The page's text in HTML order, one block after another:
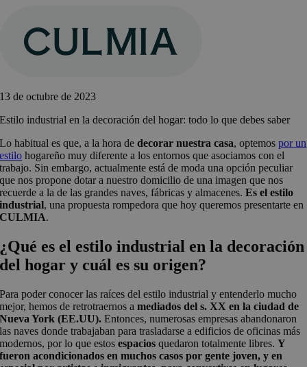
contenido
13 de octubre de 2023
Estilo industrial en la decoración del hogar: todo lo que debes saber
Lo habitual es que, a la hora de decorar nuestra casa, optemospor un
estilo hogareño muy diferente a los entornos que asociamos con el
trabajo. Sin embargo, actualmente está de moda una opción peculiar
que nos propone dotar a nuestro domicilio de una imagen que nos
recuerde a la de las grandes naves, fábricas y almacenes.Es el estilo
industrial, una propuesta rompedora que hoy queremos presentarte en
CULMIA.
¿Qué es el estilo industrial en la decoración
del hogar y cuál es su origen?
Para poder conocer las raíces del estilo industrial y entenderlo mucho
mejor, hemos de retrotraernos amediados del s. XX en la ciudad de
Nueva York (EE.UU). Entonces, numerosas empresas abandonaron
las naves donde trabajaban para trasladarse a edificios de oficinas más
modernos, por lo que estos espacios quedaron totalmente libres.Y
fueron acondicionados en muchos casos por gente joven, y en